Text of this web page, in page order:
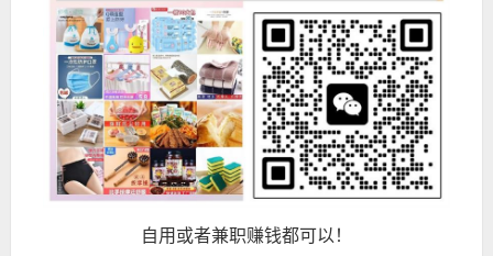
自用或者兼职赚钱都可以！